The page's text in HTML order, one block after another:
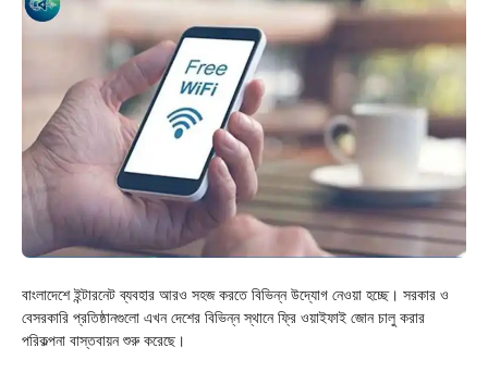
বাংলাদেশে ইন্টারনেট ব্যবহার আরও সহজ করতে বিভিন্ন উদ্যোগ নেওয়া হচ্ছে। সরকার ও
বেসরকারি প্রতিষ্ঠানগুলো এখন দেশের বিভিন্ন স্থানে ফ্রি ওয়াইফাই জোন চালু করার
পরিকল্পনা বাস্তবায়ন শুরু করেছে।